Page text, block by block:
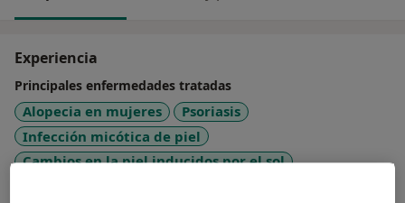
Experiencia
Principales enfermedades tratadas
Alopecia en mujeres
Psoriasis
Infección micótica de piel
Cambios en la piel inducidos por el sol